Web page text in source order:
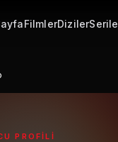
FilmlerDiziler
PROFILI